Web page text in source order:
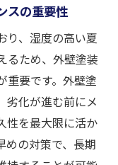
術の活用
約
夫
スの重要性
り、湿度の高い夏
るため、外壁塗装
重要です。外壁塗
劣化が進む前にメ
性を最大限に活か
めの対策で、長期